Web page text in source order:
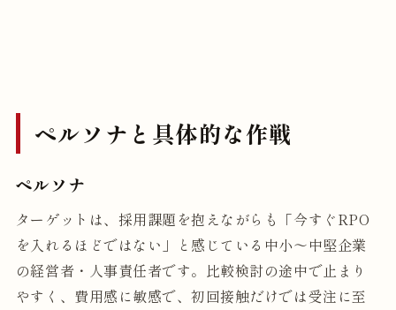
ペルソナと具体的な作戦
ペルソナ
ターゲットは、採用課題を抱えながらも「今すぐRPO
を入れるほどではない」と感じている中小〜中堅企業
の経営者・人事責任者です。比較検討の途中で止まり
やすく、費用感に敏感で、初回接触だけでは受注に至